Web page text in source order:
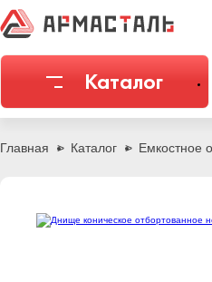
Каталог
Главная Каталог Емкостное